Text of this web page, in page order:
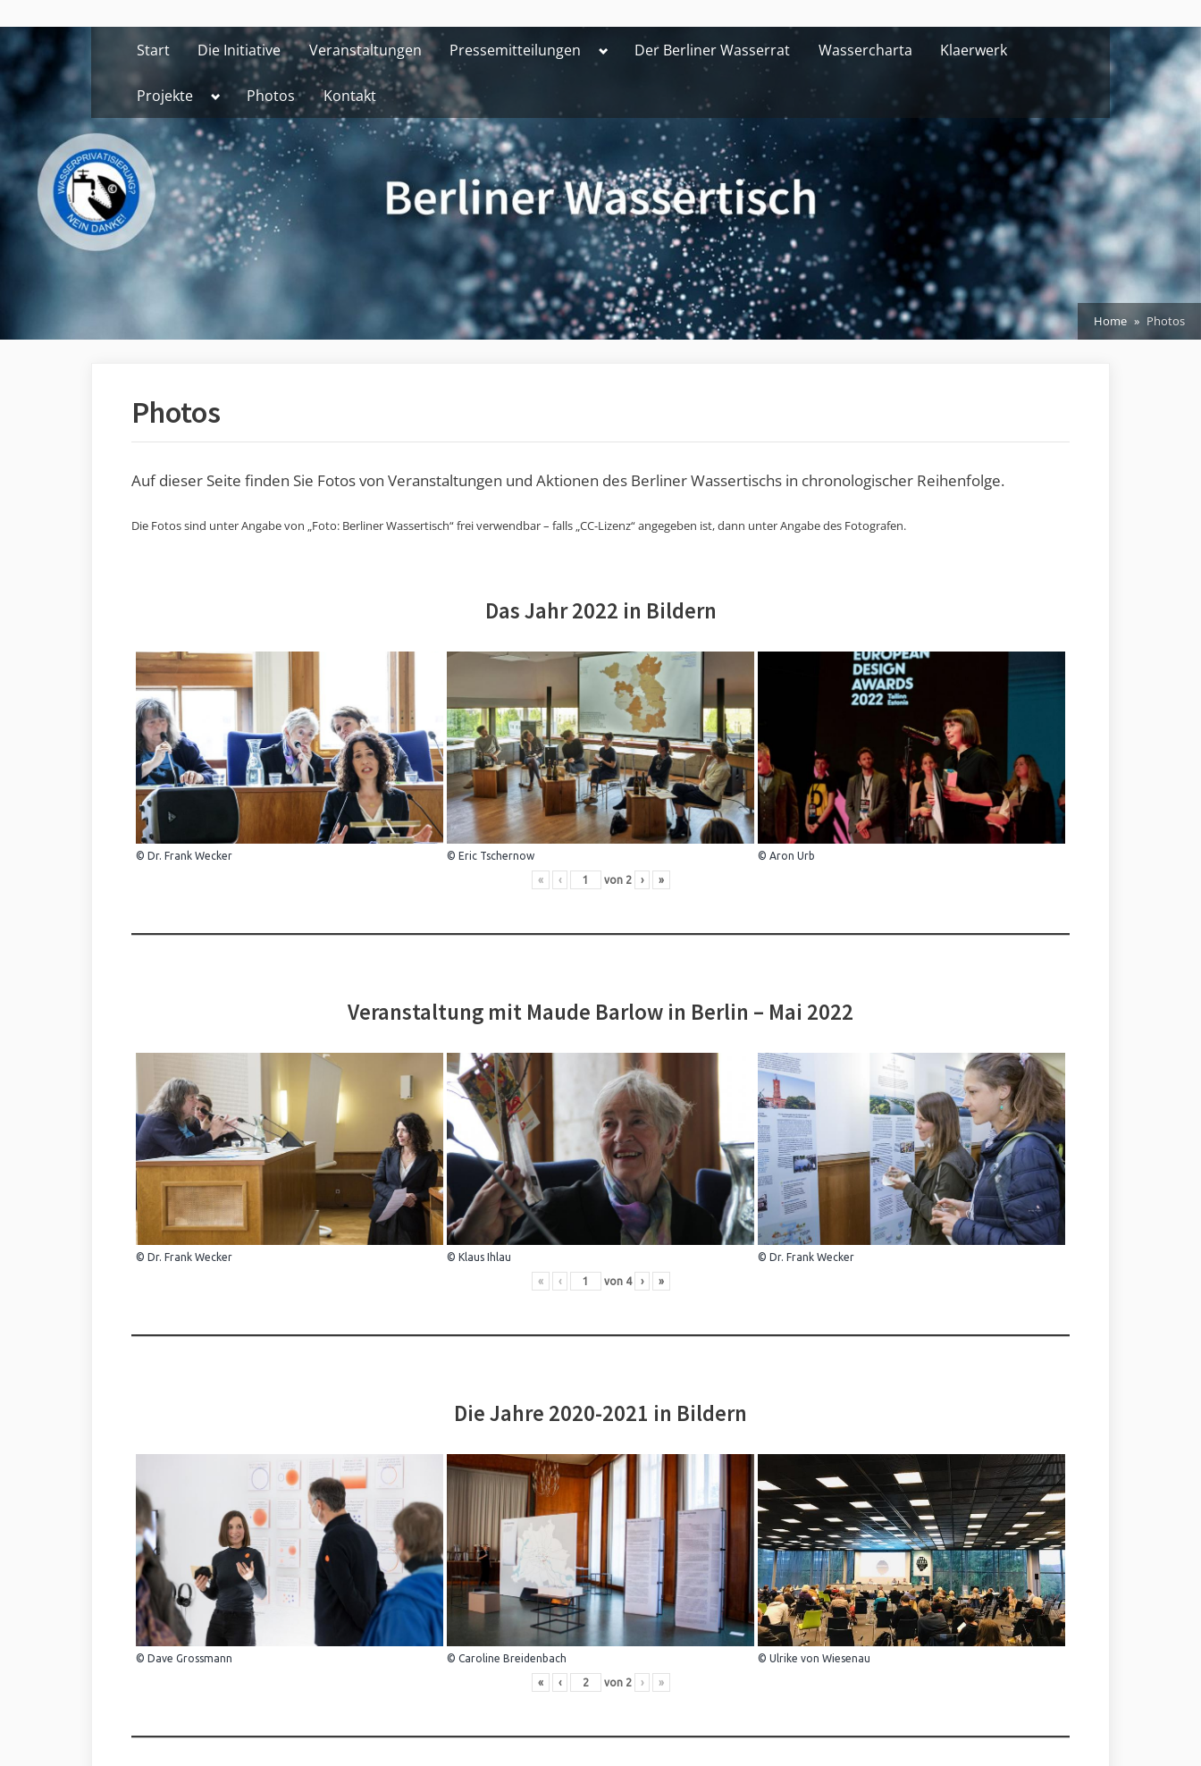
to
content
Start Die Initiative Veranstaltungen Pressemitteilungen ToggleDer Berliner Wasserrat Wassercharta Klaerwerk
Projekte Toggle
menu
Photos Kontakt
Home Photos
Photos
Auf dieser Seite finden Sie Fotos von Veranstaltungen und Aktionen des Berliner Wassertischs in chronologischer Reihenfolge.
Die Fotos sind unter Angabe von „Foto: Berliner Wassertisch“ frei verwendbar – falls „CC-Lizenz“ angegeben ist, dann unter Angabe des Fotografen.
Das Jahr 2022 in Bildern
© Dr. Frank Wecker © Eric Tschernow © Aron Urb
« ‹ von 2 › »
Veranstaltung mit Maude Barlow in Berlin – Mai 2022
© Dr. Frank Wecker © Klaus Ihlau © Dr. Frank Wecker
« ‹ von 4 › »
Die Jahre 2020-2021 in Bildern
© Dave Grossmann © Caroline Breidenbach © Ulrike von Wiesenau
« ‹ von 2 › »